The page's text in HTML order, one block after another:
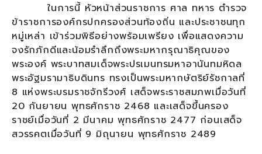
ในการนี้ หัวหน้าส่วนราชการ ศาล ทหาร ตำรวจ
ข้าราชการองค์กรปกครองส่วนท้องถิ่น และประชาชนทุก
หมู่เหล่า เข้าร่วมพิธีอย่างพร้อมเพรียง เพื่อแสดงความ
จงรักภักดีและน้อมรำลึกถึงพระมหากรุณาธิคุณของ
พระองค์ พระบาทสมเด็จพระปรเมนทรมหาอานันทมหิดล
พระอัฐมรามาธิบดินทร ทรงเป็นพระมหากษัตริย์รัชกาลที่
8 แห่งพระบรมราชจักรีวงศ์ เสด็จพระราชสมภพเมื่อวันที่
20 กันยายน พุทธศักราช 2468 และเสด็จขึ้นครอง
ราชย์เมื่อวันที่ 2 มีนาคม พุทธศักราช 2477 ก่อนเสด็จ
สวรรคตเมื่อวันที่ 9 มิถุนายน พุทธศักราช 2489